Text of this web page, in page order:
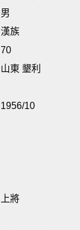
男
漢族
70
山東 墾利
1956/10
上將